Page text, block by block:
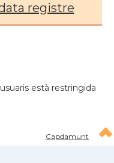
registre
està restringida
Capdamunt